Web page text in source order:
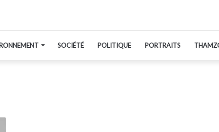
SOCIÉTÉ POLITIQUE PORTRAITS